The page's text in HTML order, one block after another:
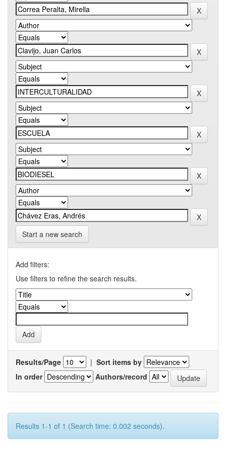
Start a new search
Add filters:
Use filters to refine the search results.
Results/Page | Sort items by
In order
Authors/record
Results 1-1 of 1 (Search time: 0.002 seconds).